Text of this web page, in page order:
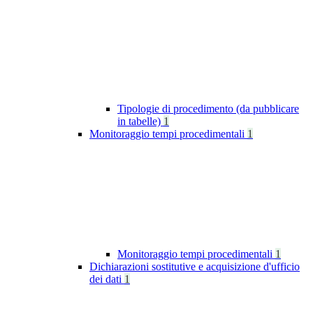
Tipologie di procedimento (da pubblicare
in tabelle) 1
Monitoraggio tempi procedimentali 1
Monitoraggio tempi procedimentali 1
Dichiarazioni sostitutive e acquisizione d'ufficio
dei dati 1